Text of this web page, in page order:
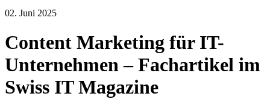
02. Juni 2025
Content Marketing für IT-
Unternehmen – Fachartikel im
Swiss IT Magazine